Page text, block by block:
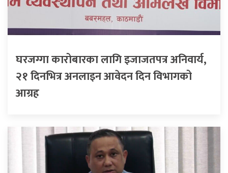
घरजग्गा कारोबारका लागि इजाजतपत्र अनिवार्य,
२१ दिनभित्र अनलाइन आवेदन दिन विभागको
आग्रह